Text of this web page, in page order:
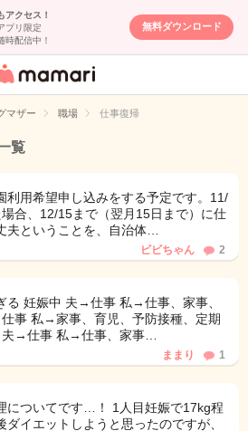
アクセス！
プリ限定
時配信中！
無料ダウンロード
性専用匿名QA
ト
マザー 職場 仕事復帰
覧
利用希望申し込みをする予定です。11/
合、12/15まで（翌月15日まで）に仕
夫ということを、自治体…
ビビちゃん 2
る 妊娠中 夫→仕事 私→仕事、家事、
事 私→家事、育児、予防接種、定期
夫→仕事 私→仕事、家事…
ままり 1
についてです…！ 1人目妊娠で17kg程
ダイエットしようと思ったのですが、